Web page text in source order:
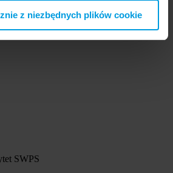
z niezbędnych plików cookie
SWPS